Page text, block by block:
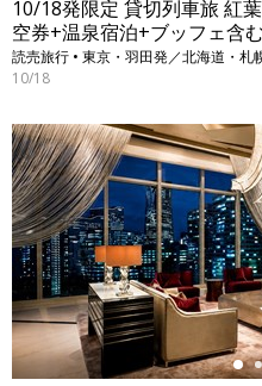
10/18発限定 貸切列車旅 紅
空券+温泉宿泊+ブッフェ含
読売旅行 • 東京・羽田発／北海道・
10/18
←